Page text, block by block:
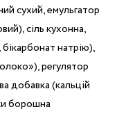
сухий, емульгатор
сіль кухонна,
натрію),
регулятор
добавка (кальцій
борошна